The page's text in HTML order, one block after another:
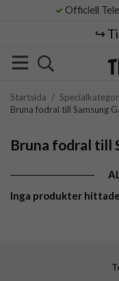
Officiell
↪️
Startsida /
Bruna fodral till Samsung
Bruna fodral till
Inga produkter